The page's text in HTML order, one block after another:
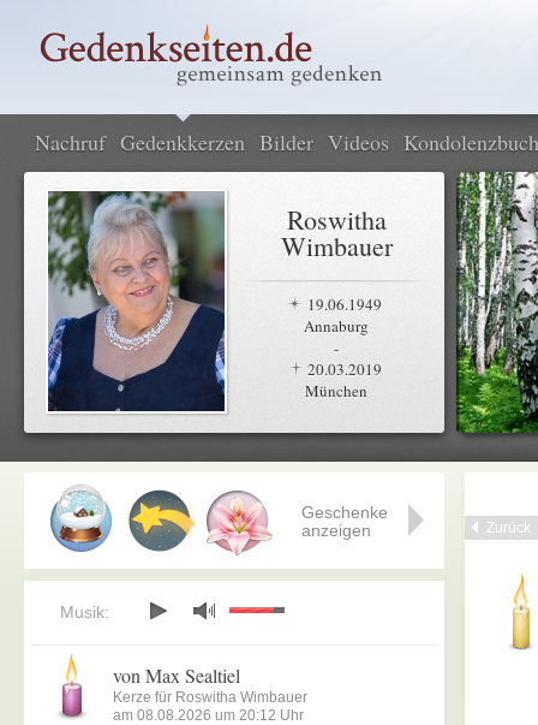
Nachruf Gedenkkerzen Bilder Videos Kondolenzbuch
Roswitha
Wimbauer
19.06.1949
Annaburg
-
20.03.2019
München
Zurück
Geschenke
anzeigen
Musik:
von Max Sealtiel
Kerze für Roswitha Wimbauer
am 08.08.2026 um 20:12 Uhr